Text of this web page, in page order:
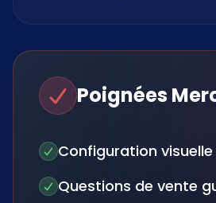
Poignées
Configuration visuelle
Questions de vente